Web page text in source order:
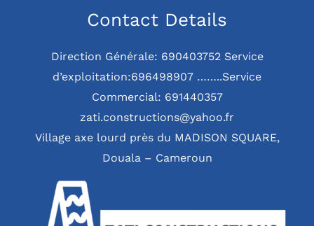
Contact Details
Direction Générale: 690403752 Service
d’exploitation:696498907 ……..Service
Commercial: 691440357
zati.constructions@yahoo.fr
Village axe lourd près du MADISON SQUARE,
Douala – Cameroun